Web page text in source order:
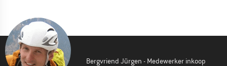
Bergvriend Jürgen - Medewerker inkoop